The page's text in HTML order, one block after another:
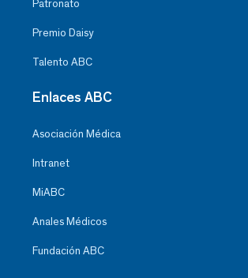
Patronato
Premio Daisy
Talento ABC
Enlaces ABC
Asociación Médica
Intranet
MiABC
Anales Médicos
Fundación ABC